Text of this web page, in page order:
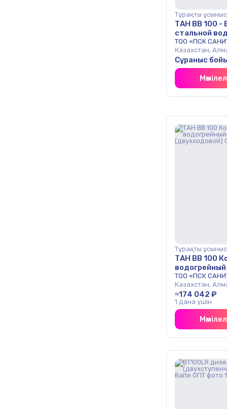
Тұрақты
ТАН ВВ 100 -
стальной
реверсивной
ТОО «ПСК
Казахстан,
Сұраныс
Тұрақты
ТАН ВВ 100
топкой
ТОО «ПСК
Казахстан,
≈174 042 ₽
1 дана үшін